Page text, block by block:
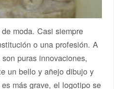
moda. Casi siempre
o una profesión. A
puras innovaciones,
un bello y añejo dibujo y
más grave, el logotipo se